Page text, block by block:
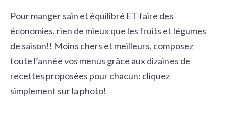
Pour manger sain et équilibré ET faire des
économies, rien de mieux que les fruits et légumes
de saison!! Moins chers et meilleurs, composez
toute l’année vos menus grâce aux dizaines de
recettes proposées pour chacun: cliquez
simplement sur la photo!